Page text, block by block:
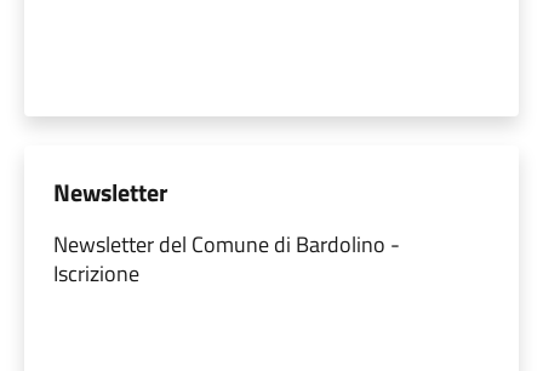
Newsletter
Newsletter del Comune di Bardolino -
Iscrizione